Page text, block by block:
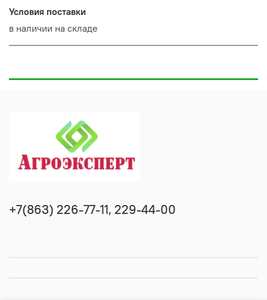
Условия поставки
в наличии на складе
+7(863) 226-77-11, 229-44-00